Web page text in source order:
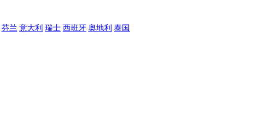
芬兰 意大利 瑞士 西班牙 奥地利 泰国